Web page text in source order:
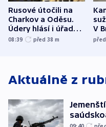
Rusové útočili na
Charkov a Oděsu.
Údery hlásí i úřady v
Bělgorodu
08:39 před 38 m
V
Aktuálně z